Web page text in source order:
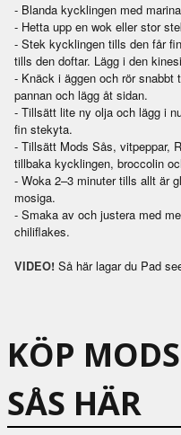
- Blanda kycklingen med
- Hetta upp en wok eller stor
- Stek kycklingen tills den får
tills den doftar. Lägg i den
- Knäck i äggen och rör snabbt
pannan och lägg åt sidan.
- Tillsätt lite ny olja och lägg i
fin stekyta.
- Tillsätt Mods Sås, vitpeppar,
tillbaka kycklingen, broccolin
- Woka 2–3 minuter tills allt är
mosiga.
- Smaka av och justera med
chiliflakes.
VIDEO! Så här lagar du Pad
KÖP
SÅS HÄR